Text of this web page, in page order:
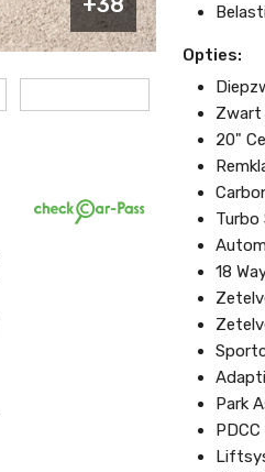
Opties:
Zwart
20"
18
Park
PDCC